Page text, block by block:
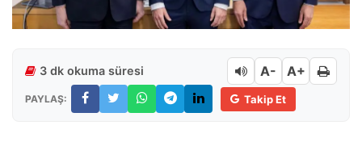
3 dk okuma süresi A- A+
PAYLAŞ: Takip Et